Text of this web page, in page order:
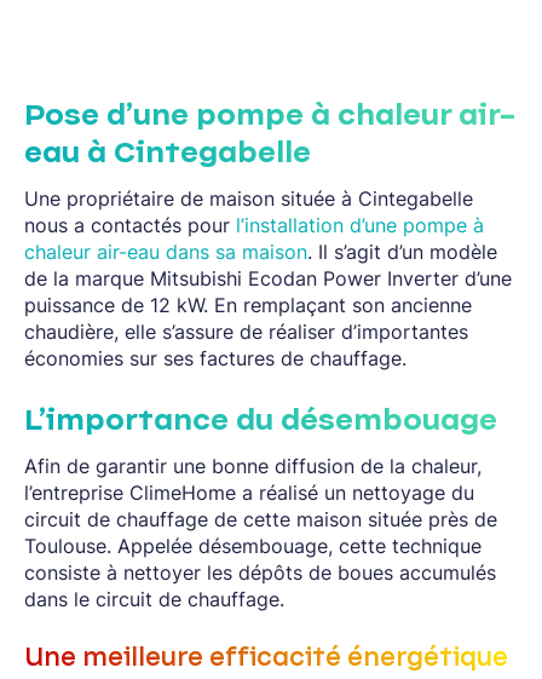
Pose d’une pompe à chaleur air-
eau à Cintegabelle
Une propriétaire de maison située à Cintegabelle
nous a contactés pour l’installation d’une pompe à
chaleur air-eau dans sa maison. Il s’agit d’un modèle
de la marque Mitsubishi Ecodan Power Inverter d’une
puissance de 12 kW. En remplaçant son ancienne
chaudière, elle s’assure de réaliser d’importantes
économies sur ses factures de chauffage.
L’importance du désembouage
Afin de garantir une bonne diffusion de la chaleur,
l’entreprise ClimeHome a réalisé un nettoyage du
circuit de chauffage de cette maison située près de
Toulouse. Appelée désembouage, cette technique
consiste à nettoyer les dépôts de boues accumulés
dans le circuit de chauffage.
Une meilleure efficacité énergétique